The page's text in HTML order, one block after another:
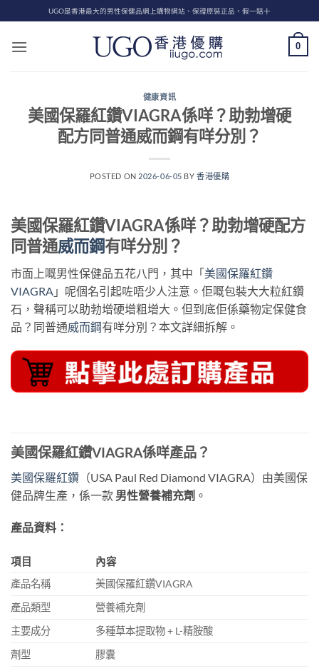
to
content
UGO是香港最大的男性保健品網上購物網站、保證原裝正品，假一賠十
0
健康資訊
美國保羅紅鑽VIAGRA係咩？助勃增硬
配方同普通威而鋼有咩分別？
POSTED ON 2026-06-05 BY香港優購
美國保羅紅鑽VIAGRA係咩？助勃增硬配方
同普通威而鋼有咩分別？
市面上嘅男性保健品五花八門，其中「美國保羅紅鑽
VIAGRA 」呢個名引起咗唔少人注意。佢嘅包裝大大粒紅鑽
石，聲稱可以助勃增硬增粗增大。但到底佢係藥物定保健食
品？同普通威而鋼有咩分別？本文詳細拆解。
美國保羅紅鑽VIAGRA係咩產品？
美國保羅紅鑽 （USA Paul Red Diamond VIAGRA）由美國保
健品牌生產，係一款 男性營養補充劑 。
產品資料：
項目
內容
產品名稱
美國保羅紅鑽VIAGRA
產品類型
營養補充劑
主要成分
多種草本提取物 + L-精胺酸
劑型
膠囊